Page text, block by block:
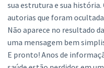
sua estrutura e sua
autorias que foram
Não aparece no resultado
uma mensagem bem
E pronto! Anos de